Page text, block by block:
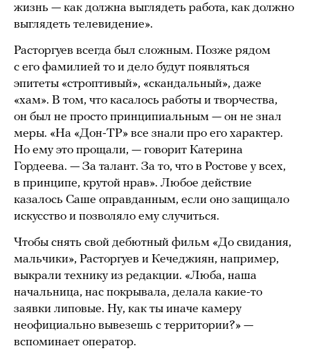
жизнь — как должна выглядеть работа, как должно
выглядеть телевидение».
Расторгуев всегда был сложным. Позже рядом
с его фамилией то и дело будут появляться
эпитеты «строптивый», «скандальный», даже
«хам». В том, что касалось работы и творчества,
он был не просто принципиальным — он не знал
меры. «На «Дон-ТР» все знали про его характер.
Но ему это прощали, — говорит Катерина
Гордеева. — За талант. За то, что в Ростове у всех,
в принципе, крутой нрав». Любое действие
казалось Саше оправданным, если оно защищало
искусство и позволяло ему случиться.
Чтобы снять свой дебютный фильм «До свидания,
мальчики», Расторгуев и Кечеджиян, например,
выкрали технику из редакции. «Люба, наша
начальница, нас покрывала, делала какие-то
заявки липовые. Ну, как ты иначе камеру
неофициально вывезешь с территории?» —
вспоминает оператор.